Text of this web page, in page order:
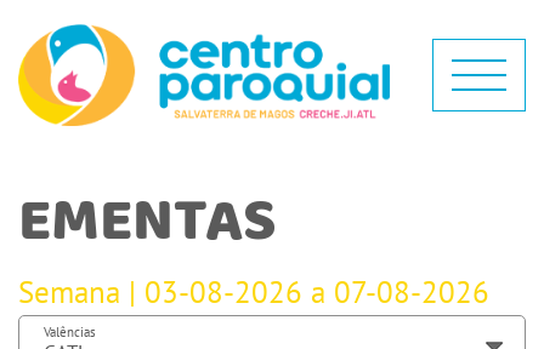
EMENTAS
Semana | 03-08-2026 a 07-08-2026
Valências